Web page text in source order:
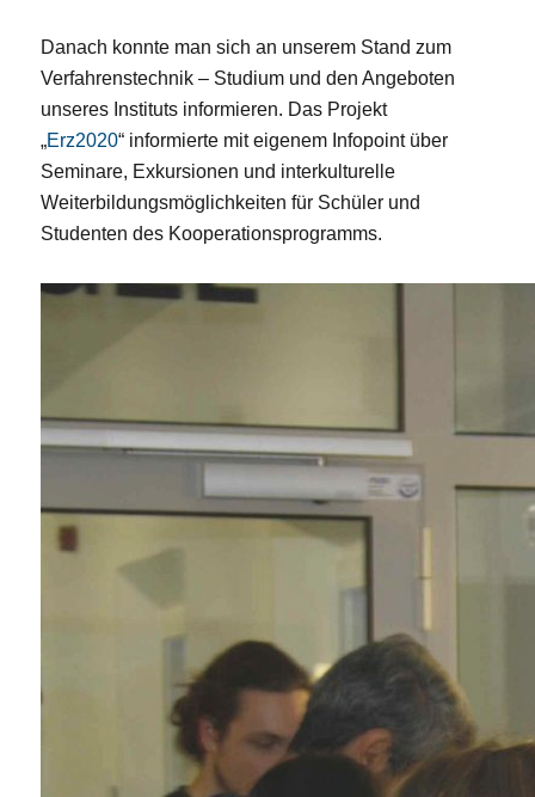
Danach konnte man sich an unserem Stand zum
Verfahrenstechnik – Studium und den Angeboten
unseres Instituts informieren. Das Projekt
„Erz2020“ informierte mit eigenem Infopoint über
Seminare, Exkursionen und interkulturelle
Weiterbildungsmöglichkeiten für Schüler und
Studenten des Kooperationsprogramms.